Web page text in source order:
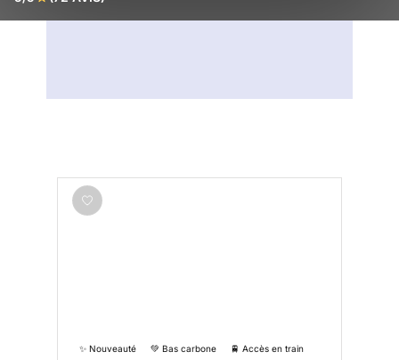
✨ Nouveauté 💚 Bas carbone
🚆 Accès en train